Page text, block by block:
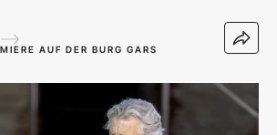
AUF DER BURG GARS